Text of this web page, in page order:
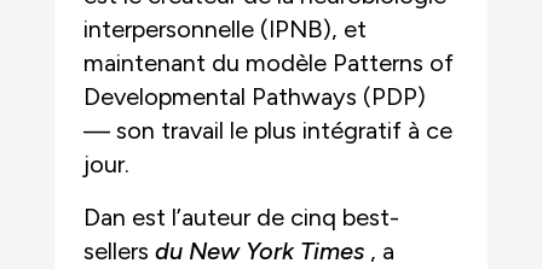
interpersonnelle (IPNB), et
maintenant du modèle Patterns of
Developmental Pathways (PDP)
— son travail le plus intégratif à ce
jour.
Dan est l’auteur de cinq best-
sellers du New York Times , a